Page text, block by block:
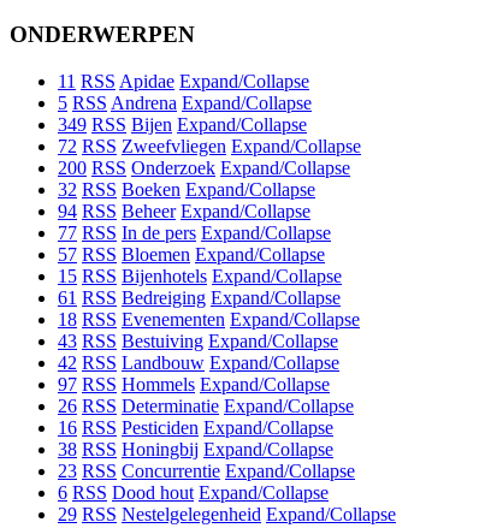
ONDERWERPEN
11 RSS Apidae Expand/Collapse
5 RSS Andrena Expand/Collapse
349 RSS Bijen Expand/Collapse
72 RSS Zweefvliegen Expand/Collapse
200 RSS Onderzoek Expand/Collapse
32 RSS Boeken Expand/Collapse
94 RSS Beheer Expand/Collapse
77 RSS In de pers Expand/Collapse
57 RSS Bloemen Expand/Collapse
15 RSS Bijenhotels Expand/Collapse
61 RSS Bedreiging Expand/Collapse
18 RSS Evenementen Expand/Collapse
43 RSS Bestuiving Expand/Collapse
42 RSS Landbouw Expand/Collapse
97 RSS Hommels Expand/Collapse
26 RSS Determinatie Expand/Collapse
16 RSS Pesticiden Expand/Collapse
38 RSS Honingbij Expand/Collapse
23 RSS Concurrentie Expand/Collapse
6 RSS Dood hout Expand/Collapse
29 RSS Nestelgelegenheid Expand/Collapse